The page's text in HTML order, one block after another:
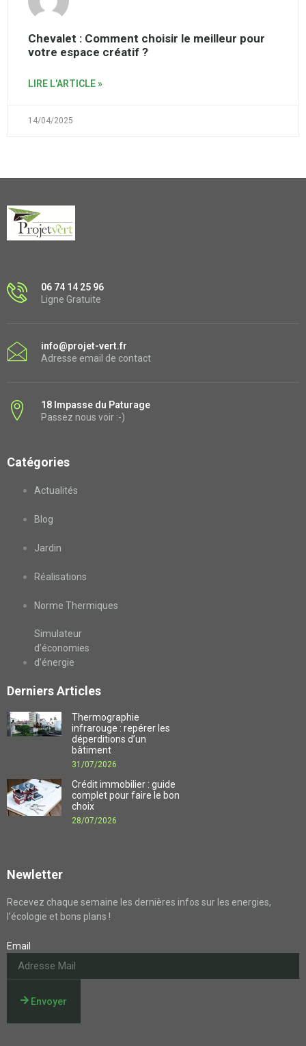
Chevalet : Comment choisir le meilleur pour
votre espace créatif ?
LIRE L'ARTICLE »
14/04/2025
06 74 14 25 96
Ligne Gratuite
info@projet-vert.fr
Adresse email de contact
18 Impasse du Paturage
Passez nous voir :-)
Catégories
Actualités
Blog
Jardin
Réalisations
Norme Thermiques
Simulateur
d’économies
d’énergie
Derniers Articles
Thermographie
infrarouge : repérer les
déperditions d’un
bâtiment
31/07/2026
Crédit immobilier : guide
complet pour faire le bon
choix
28/07/2026
Newletter
Recevez chaque semaine les dernières infos sur les energies,
l’écologie et bons plans !
Email
Envoyer